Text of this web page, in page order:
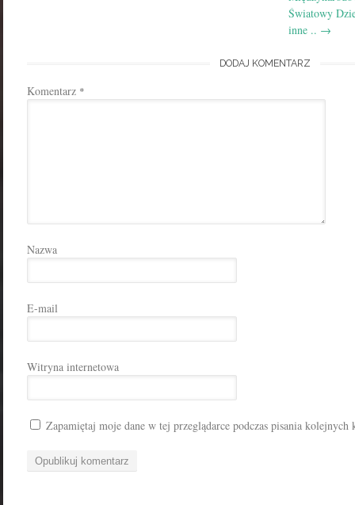
Światowy
inne .. →
DODAJ KOMENTARZ
Komentarz *
Nazwa
E-mail
Witryna internetowa
Zapamiętaj moje dane w tej przeglądarce podczas pisania kolejnych